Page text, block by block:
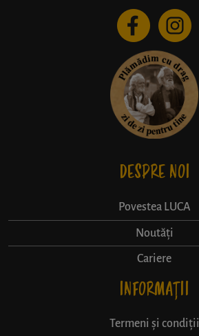
DESPRE NOI
Povestea LUCA
Noutăți
Cariere
INFORMAȚII
Termeni și condiții